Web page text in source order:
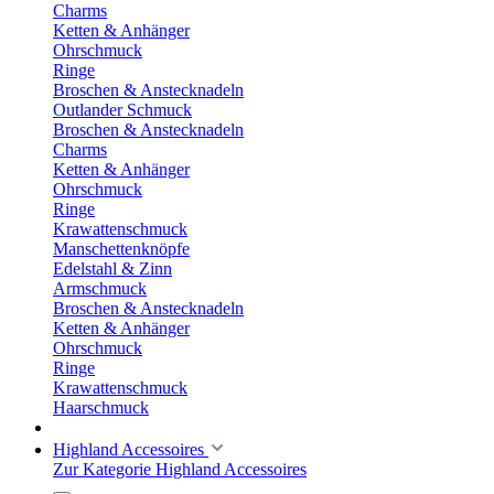
Charms
Ketten & Anhänger
Ohrschmuck
Ringe
Broschen & Anstecknadeln
Outlander Schmuck
Broschen & Anstecknadeln
Charms
Ketten & Anhänger
Ohrschmuck
Ringe
Krawattenschmuck
Manschettenknöpfe
Edelstahl & Zinn
Armschmuck
Broschen & Anstecknadeln
Ketten & Anhänger
Ohrschmuck
Ringe
Krawattenschmuck
Haarschmuck
Highland Accessoires
Zur Kategorie Highland Accessoires